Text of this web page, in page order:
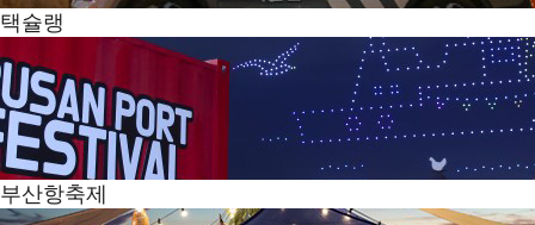
택슐랭
부산항축제